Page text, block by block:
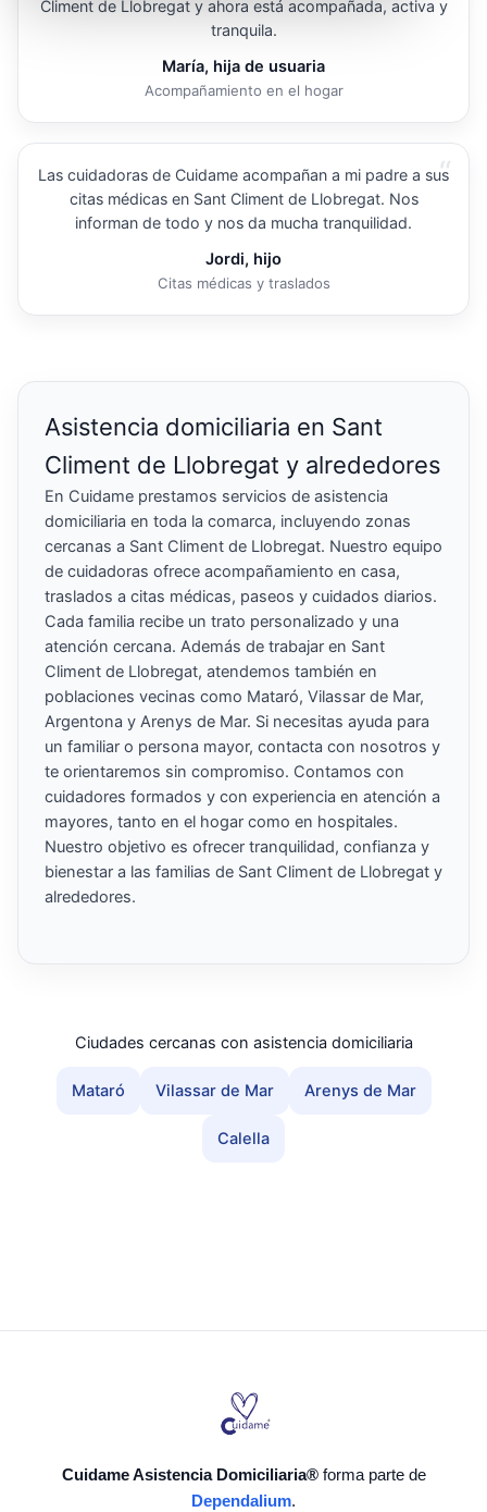
Climent de Llobregat y ahora está acompañada, activa y
tranquila.
María, hija de usuaria
Acompañamiento en el hogar
“
Las cuidadoras de Cuidame acompañan a mi padre a sus
citas médicas en Sant Climent de Llobregat. Nos
informan de todo y nos da mucha tranquilidad.
Jordi, hijo
Citas médicas y traslados
Asistencia domiciliaria en Sant
Climent de Llobregat y alrededores
En Cuidame prestamos servicios de asistencia
domiciliaria en toda la comarca, incluyendo zonas
cercanas a Sant Climent de Llobregat. Nuestro equipo
de cuidadoras ofrece acompañamiento en casa,
traslados a citas médicas, paseos y cuidados diarios.
Cada familia recibe un trato personalizado y una
atención cercana. Además de trabajar en Sant
Climent de Llobregat, atendemos también en
poblaciones vecinas como Mataró, Vilassar de Mar,
Argentona y Arenys de Mar. Si necesitas ayuda para
un familiar o persona mayor, contacta con nosotros y
te orientaremos sin compromiso. Contamos con
cuidadores formados y con experiencia en atención a
mayores, tanto en el hogar como en hospitales.
Nuestro objetivo es ofrecer tranquilidad, confianza y
bienestar a las familias de Sant Climent de Llobregat y
alrededores.
Ciudades cercanas con asistencia domiciliaria
Mataró Vilassar de Mar Arenys de Mar
Calella
Cuidame Asistencia Domiciliaria®forma parte de
Dependalium.